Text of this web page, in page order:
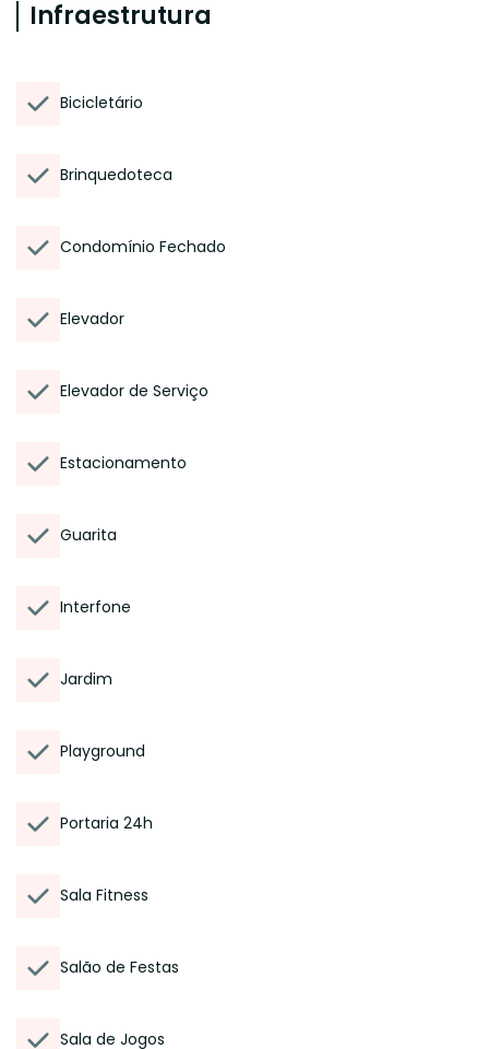
Infraestrutura
Bicicletário
Brinquedoteca
Condomínio Fechado
Elevador
Elevador de Serviço
Estacionamento
Guarita
Interfone
Jardim
Playground
Portaria 24h
Sala Fitness
Salão de Festas
Sala de Jogos